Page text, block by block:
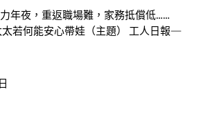
年夜，重返職場難，家務抵償低……
太若何能安心帶娃（主題） 工人日報—